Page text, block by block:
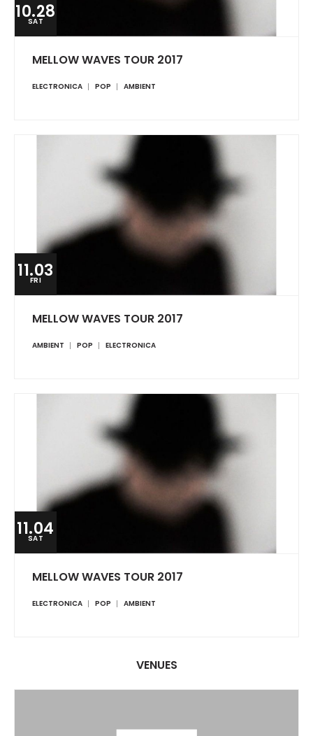
10.28
SAT
MELLOW WAVES TOUR 2017
ELECTRONICA POP AMBIENT
11.03
FRI
MELLOW WAVES TOUR 2017
AMBIENT POP ELECTRONICA
11.04
SAT
MELLOW WAVES TOUR 2017
ELECTRONICA POP AMBIENT
VENUES